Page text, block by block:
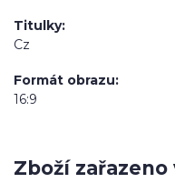
Titulky
Cz
Formát obrazu
16:9
Zboží